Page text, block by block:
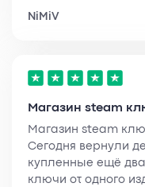
NiMiV
Магазин steam
Магазин steam
Сегодня вернули
купленные ещё
ключи от одного